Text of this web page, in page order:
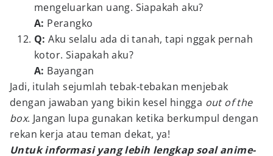
mengeluarkan uang. Siapakah aku?
A: Perangko
Q:Aku selalu ada di tanah, tapi nggak pernah
kotor. Siapakah aku?
A: Bayangan
Jadi, itulah sejumlah tebak-tebakan menjebak
dengan jawaban yang bikin kesel hingga out of the
box. Jangan lupa gunakan ketika berkumpul dengan
rekan kerja atau teman dekat, ya!
Untuk informasi yang lebih lengkap soal anime-